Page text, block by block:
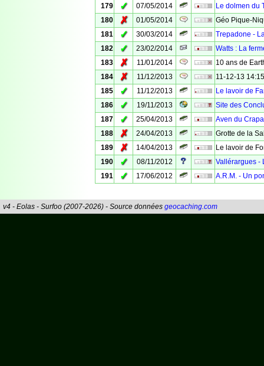
179
✓ 07/05/2014
Le dolmen du
180
✗ 01/05/2014
Géo Pique-
181
✓ 30/03/2014
Trepadone -
182
✓ 23/02/2014
Watts : La
183
✗ 11/01/2014
10 ans de
184
✗ 11/12/2013
11-12-13
185
✓ 11/12/2013
Le lavoir de
186
✓ 19/11/2013
Site des
187
✓ 25/04/2013
Aven du
188
✗ 24/04/2013
Grotte de la
189
✗ 14/04/2013
Le lavoir de
190
✓ 08/11/2012
Vallérargues -
191
✓ 17/06/2012 A.R.M. - Un
v4 - Eolas - Surfoo (2007-2026) - Source données geocaching.com